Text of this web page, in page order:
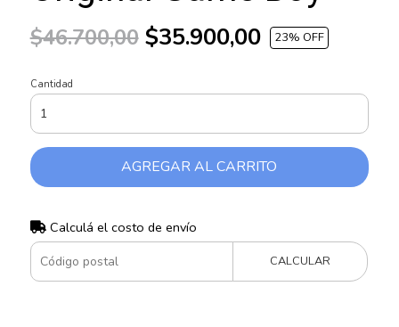
$46.700,00$35.900,00 23% OFF
Cantidad
AGREGAR AL CARRITO
Calculá el costo de envío
CALCULAR